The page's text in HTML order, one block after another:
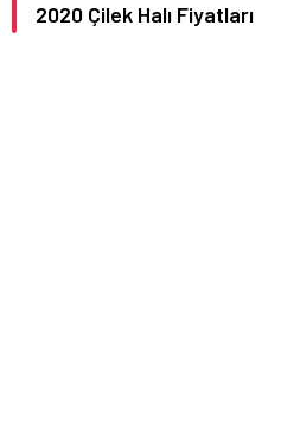
2020 Çilek Halı Fiyatları